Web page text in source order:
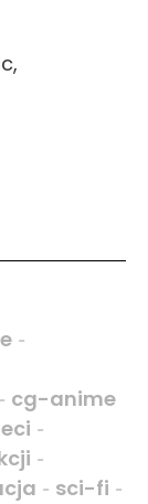
-
- cg-anime
-
-
- sci-fi -